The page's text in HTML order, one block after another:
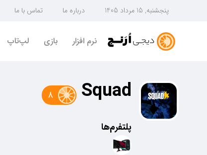
پنجشنبه, 15 مرداد 1405 درباره ما تماس با ما
نرم افزار بازی لپ‌تاپ
Squad
8
پلتفرم‌ها